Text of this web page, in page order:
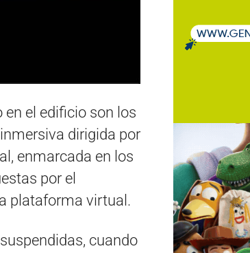
el edificio son los
dirigida por
enmarcada en los
por el
plataforma virtual.
cuando